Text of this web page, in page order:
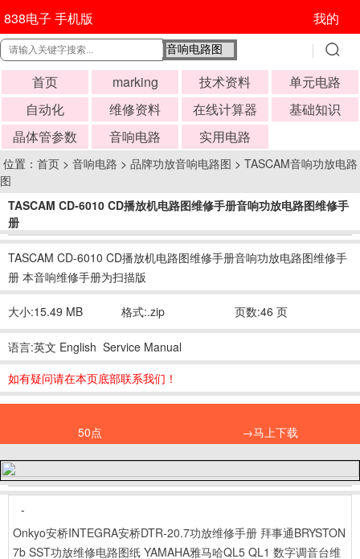
838电子 手机版 我的
首页 marking 技术资料
单元电路
自动化
维修资料 在线计算器
基础知识
晶体管参数
音响电路 实用电路
位置： 首页 > 音响电路 > 品牌功放音响电路图 > TASCAM音响功放电路
图
TASCAM CD-6010 CD播放机电路图维修手册音响功放电路图维修手
册
时间:2019-04-28 06:46:52
TASCAM CD-6010 CD播放机电路图维修手册音响功放电路图维修手
册 本音响维修手册为扫描版
大小:15.49 MB 格式:.zip 页数:46 页
语言:英文 English Service Manual
如有疑问请在本页底部联系我们！
50点 →马上下载
-
Onkyo安桥INTEGRA安桥DTR-20.7功放维修手册 拜事通BRYSTON
7b SST功放维修电路图纸 YAMAHA雅马哈QL5 QL1 数字调音台维